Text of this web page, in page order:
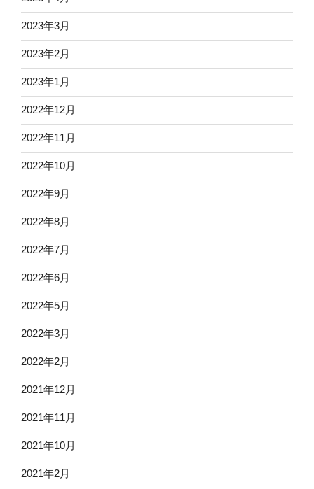
2023年3月
2023年2月
2023年1月
2022年12月
2022年11月
2022年10月
2022年9月
2022年8月
2022年7月
2022年6月
2022年5月
2022年3月
2022年2月
2021年12月
2021年11月
2021年10月
2021年2月